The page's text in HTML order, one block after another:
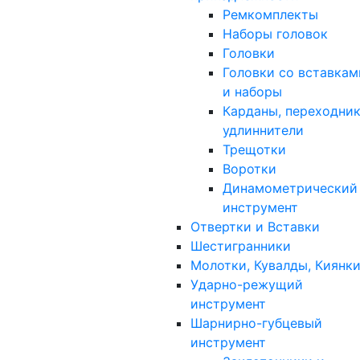
Ремкомплекты
Наборы головок
Головки
Головки со
и наборы
Карданы,
удлиннители
Трещотки
Воротки
Динамометрический
инструмент
Отвертки и Вставки
Шестигранники
Молотки, Кувалды, Киянки
Ударно-режущий
инструмент
Шарнирно-губцевый
инструмент